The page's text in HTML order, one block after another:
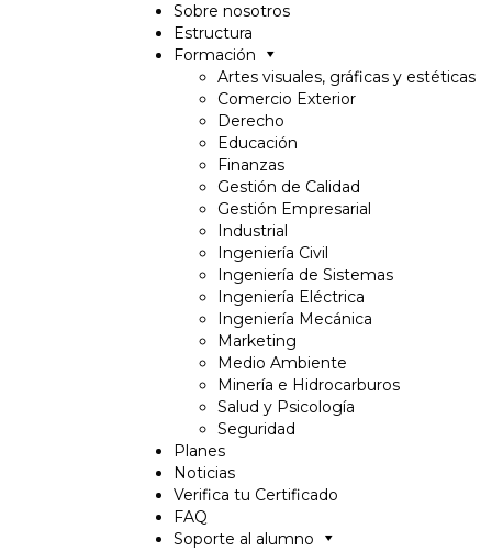
Sobre nosotros
Estructura
Formación
Artes visuales, gráficas y estéticas
Comercio Exterior
Derecho
Educación
Finanzas
Gestión de Calidad
Gestión Empresarial
Industrial
Ingeniería Civil
Ingeniería de Sistemas
Ingeniería Eléctrica
Ingeniería Mecánica
Marketing
Medio Ambiente
Minería e Hidrocarburos
Salud y Psicología
Seguridad
Planes
Noticias
Verifica tu Certificado
FAQ
Soporte al alumno